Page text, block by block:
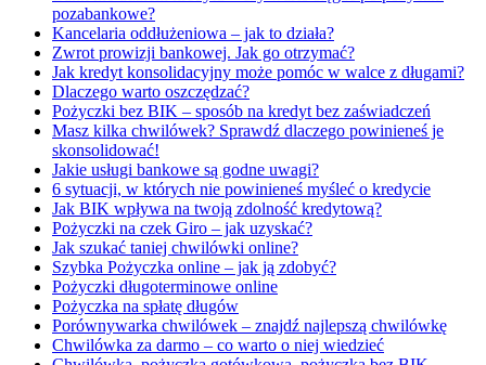
pozabankowe?
Kancelaria oddłużeniowa – jak to działa?
Zwrot prowizji bankowej. Jak go otrzymać?
Jak kredyt konsolidacyjny może pomóc w walce z długami?
Dlaczego warto oszczędzać?
Pożyczki bez BIK – sposób na kredyt bez zaświadczeń
Masz kilka chwilówek? Sprawdź dlaczego powinieneś je
skonsolidować!
Jakie usługi bankowe są godne uwagi?
6 sytuacji, w których nie powinieneś myśleć o kredycie
Jak BIK wpływa na twoją zdolność kredytową?
Pożyczki na czek Giro – jak uzyskać?
Jak szukać taniej chwilówki online?
Szybka Pożyczka online – jak ją zdobyć?
Pożyczki długoterminowe online
Pożyczka na spłatę długów
Porównywarka chwilówek – znajdź najlepszą chwilówkę
Chwilówka za darmo – co warto o niej wiedzieć